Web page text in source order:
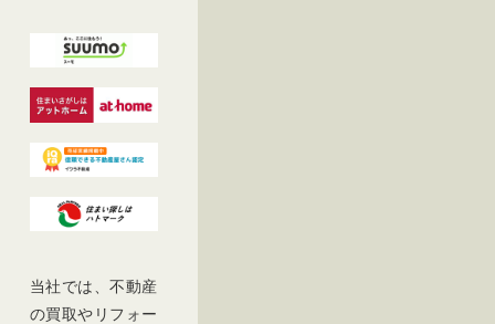
当社では、不動産
の買取やリフォー